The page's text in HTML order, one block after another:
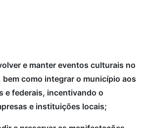
e manter eventos culturais no
como integrar o município aos
e federais, incentivando o
e instituições locais;